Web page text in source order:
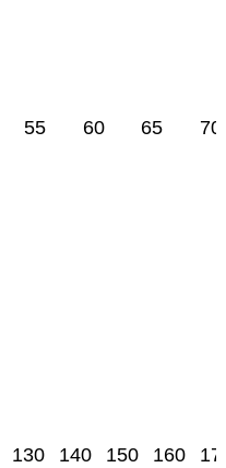
55 60 65 70
130 140 150 160